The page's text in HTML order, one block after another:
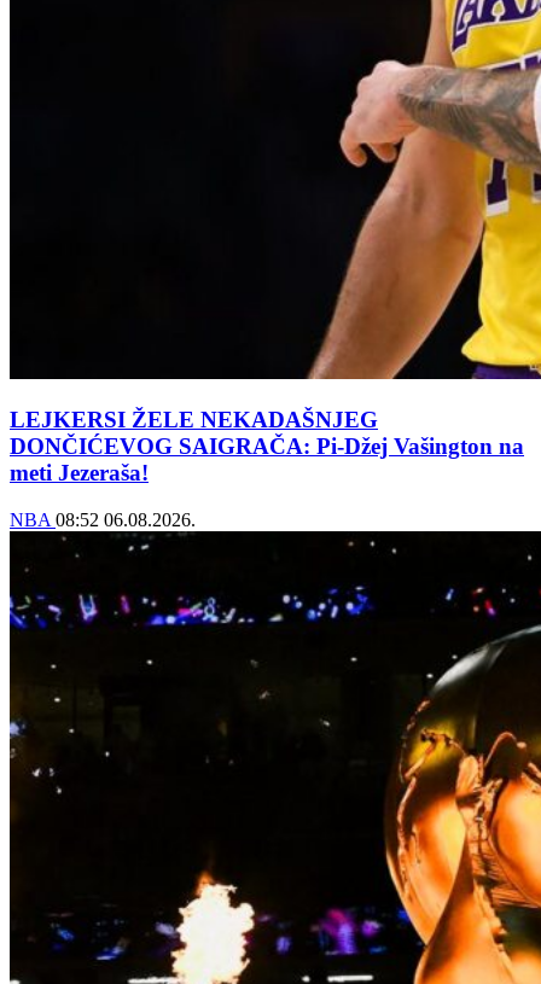
LEJKERSI ŽELE NEKADAŠNJEG
DONČIĆEVOG SAIGRAČA: Pi-Džej Vašington na
meti Jezeraša!
NBA 08:52 06.08.2026.